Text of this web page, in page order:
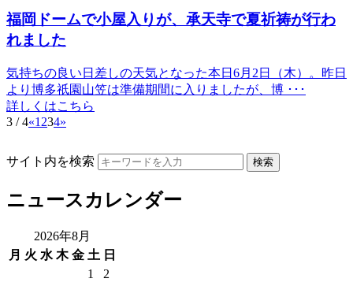
福岡ドームで小屋入りが、承天寺で夏祈祷が行わ
れました
気持ちの良い日差しの天気となった本日6月2日（木）。昨日
より博多祇園山笠は準備期間に入りましたが、博 ･･･
詳しくはこちら
3 / 4«1 234»
サイト内を検索
ニュースカレンダー
2026年8月
月 火 水 木 金 土 日
1
2